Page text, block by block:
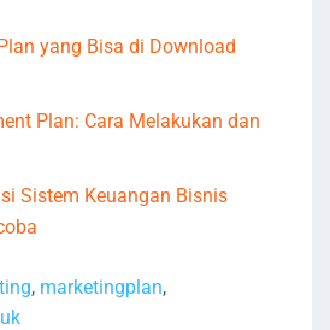
yang Bisa di Download
Plan: Cara Melakukan dan
Sistem Keuangan Bisnis
, marketingplan,